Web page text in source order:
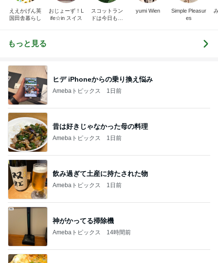
ええかげん英
国田舎暮らし
おじょーず！L
ife☆in スイス
スコットラン
ドは今日も曇
yumi Wien
Simple Pleasur
es
もっと見る
ヒデ iPhoneからの乗り換え悩み
Amebaトピックス 1日前
昔は好きじゃなかった母の料理
Amebaトピックス 1日前
飲み過ぎて土産に持たされた物
Amebaトピックス 1日前
神がかってる掃除機
Amebaトピックス 14時間前